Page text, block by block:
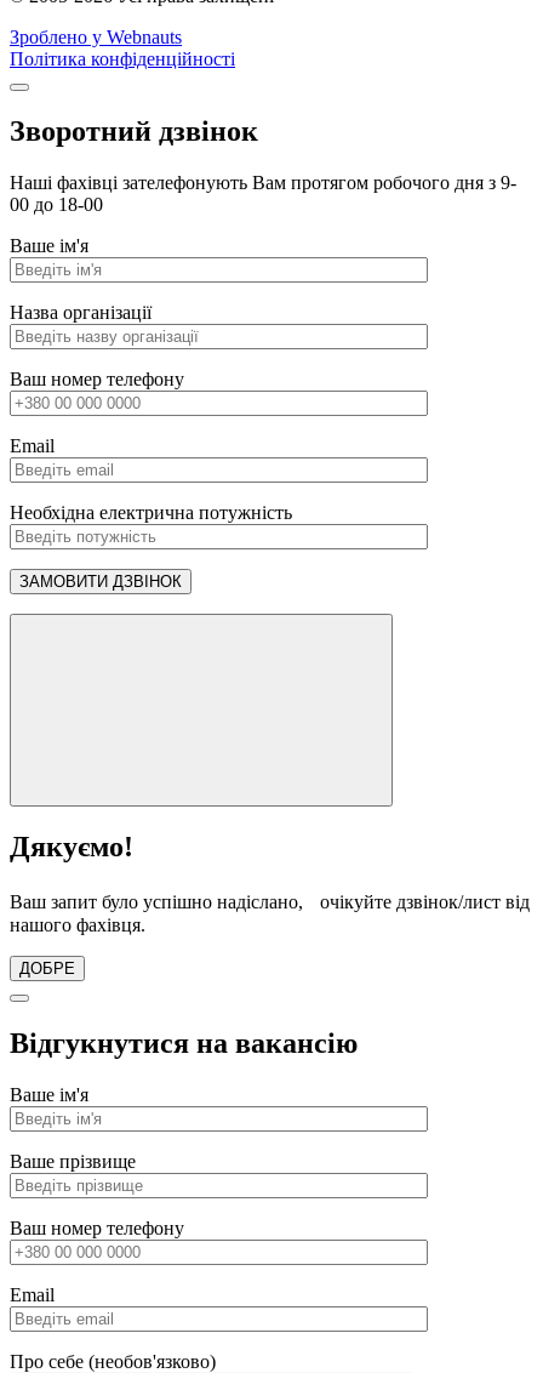
Зроблено у Webnauts
Політика конфіденційності
Зворотний дзвінок
Наші фахівці зателефонують Вам протягом робочого дня з 9-
00 до 18-00
Ваше ім'я
Назва організації
Ваш номер телефону
Email
Необхідна електрична потужність
Дякуємо!
Ваш запит було успішно надіслано, очікуйте дзвінок/лист від
нашого фахівця.
ДОБРЕ
Відгукнутися на вакансію
Ваше ім'я
Ваше прізвище
Ваш номер телефону
Email
Про себе (необов'язково)